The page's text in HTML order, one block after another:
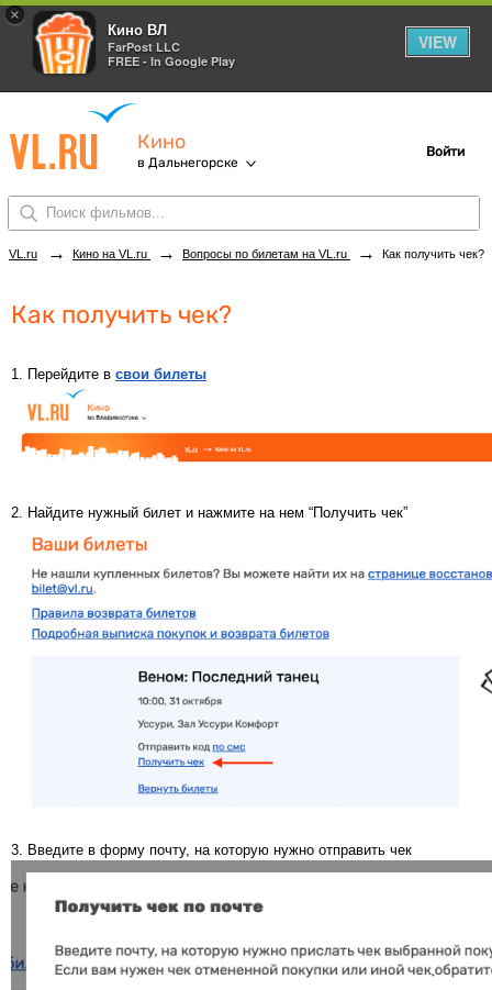
×
Кино ВЛ
FarPost LLC
FREE - In Google Play
VIEW
Кино
в Дальнегорске
Войти
VL.ru → Кино на VL.ru → Вопросы по билетам на VL.ru → Как получить чек?
Как получить чек?
1. Перейдите в свои билеты
2. Найдите нужный билет и нажмите на нем “Получить чек”
3. Введите в форму почту, на которую нужно отправить чек